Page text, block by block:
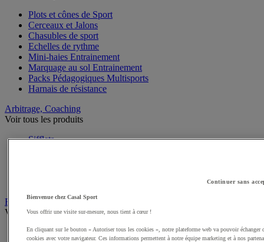
Plots et cônes de Sport
Cerceaux et Jalons
Chasubles de sport
Echelles de rythme
Mini-haies Entrainement
Marquage au sol Entrainement
Packs Pédagogiques Multisports
Harnais de résistance
Arbitrage, Coaching
Voir tous les produits
Sifflets
Récompenses sportives
Voir tous les produits
Coupes et trophées sportifs
Continuer sans
Bienvenue chez Casal Sport
Vous offrir une visite sur-mesure, nous tient à cœur !
En cliquant sur le bouton « Autoriser tous les cookies », notre plateforme web va pouvoir échanger
cookies avec votre navigateur. Ces informations permettent à notre équipe marketing et à nos